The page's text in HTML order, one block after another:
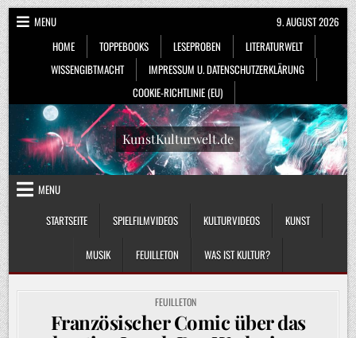
Skip
to
content
MENU
HOME
TOPPEBOOKS LESEPROBEN
LITERATURWELT
WISSENGIBTMACHT
IMPRESSUM U. DATENSCHUTZERKLÄRUNG
COOKIE-RICHTLINIE (EU)
9. AUGUST 2026
KunstKulturwelt.de
MENU
STARTSEITE
SPIELFILMVIDEOS KULTURVIDEOS KUNST
MUSIK FEUILLETON WAS IST KULTUR?
POSTED
IN
FEUILLETON
Französischer Comic über das